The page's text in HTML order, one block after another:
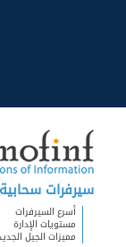
سيرفرات سحابية
أسرع السيرفرات
مستويات الإدارة
مميزات الجيل